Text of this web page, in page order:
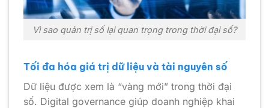
Vì sao quản trị số lại quan trọng trong thời đại số?
Tối đa hóa giá trị dữ liệu và tài nguyên số
Dữ liệu được xem là “vàng mới” trong thời đại
số. Digital governance giúp doanh nghiệp khai